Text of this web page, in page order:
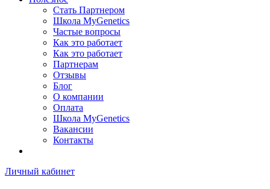
Стать Партнером
Школа MyGenetics
Частые вопросы
Как это работает
Как это работает
Партнерам
Отзывы
Блог
О компании
Оплата
Школа MyGenetics
Вакансии
Контакты
Личный кабинет